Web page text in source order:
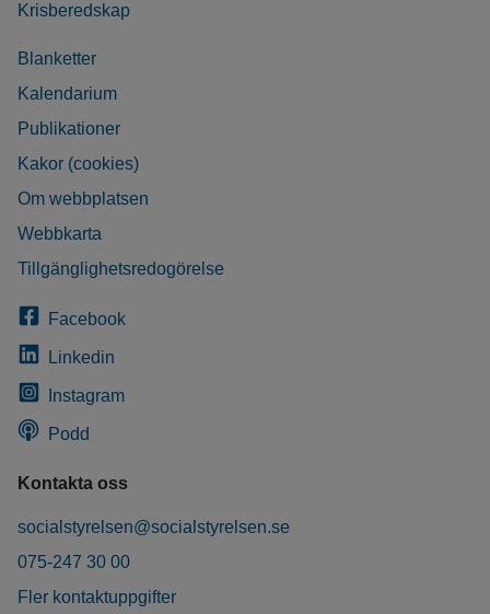
Krisberedskap
Blanketter
Kalendarium
Publikationer
Kakor (cookies)
Om webbplatsen
Webbkarta
Tillgänglighetsredogörelse
Facebook
Linkedin
Instagram
Podd
Kontakta oss
socialstyrelsen@socialstyrelsen.se
075-247 30 00
Fler kontaktuppgifter